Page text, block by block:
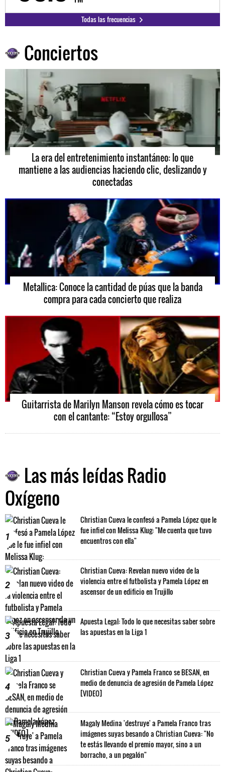
Todas las frecuencias
Conciertos
La era del entretenimiento instantáneo: lo que
mantiene a las audiencias haciendo clic, deslizando y
conectadas
Metallica: Conoce la cantidad de púas que la banda
compra para cada concierto que realiza
Guitarrista de Marilyn Manson revela cómo es tocar
con el cantante: “Estoy orgullosa”
Las más leídas Radio
Oxígeno
1
Christian Cueva le confesó a Pamela López que le
fue infiel con Melissa Klug: "Me cuenta que tuvo
encuentros con ella"
2
Christian Cueva: Revelan nuevo video de la
violencia entre el futbolista y Pamela López en
ascensor de un edificio en Trujillo
3
Apuesta Legal: Todo lo que necesitas saber sobre
las apuestas en la Liga 1
4
Christian Cueva y Pamela Franco se BESAN, en
medio de denuncia de agresión de Pamela López
[VIDEO]
5
Magaly Medina 'destruye' a Pamela Franco tras
imágenes suyas besando a Christian Cueva: "No
te estás llevando el premio mayor, sino a un
borracho, a un pegalón"